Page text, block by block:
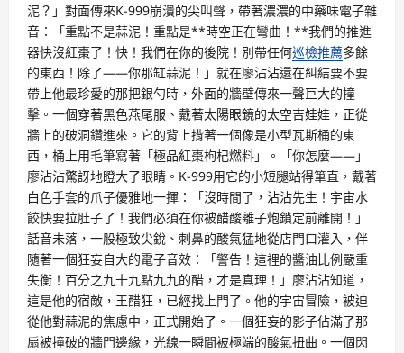
泥？」對面傳來K-999崩潰的尖叫聲，帶著濃濃的中藥味電子雜
音：「重點不是蒜泥！重點是**時空正在彎曲！**我們的推進
器快沒紅棗了！快！我們在你的後院！別帶任何巡檢推薦多餘
的東西！除了——你那缸蒜泥！」就在廖沾沾還在糾結要不要
帶上他最珍愛的那把銀勺時，外面的牆壁傳來一聲巨大的撞
擊。一個穿著黑色燕尾服、戴著太陽眼鏡的太空吉娃娃，正從
牆上的破洞鑽進來。它的背上揹著一個像是小型瓦斯桶的東
西，桶上用毛筆寫著「極品紅棗枸杞燃料」。「你怎麼——」
廖沾沾驚訝地瞪大了眼睛。K-999用它的小短腿站得筆直，戴著
白色手套的爪子優雅地一揮：「沒時間了，沾沾先生！宇宙水
餃快要拉肚子了！我們必須在你被醋酸離子炮鎖定前離開！」
話音未落，一股極致尖銳、刺鼻的酸氣猛地從店門口灌入，伴
隨著一個狂妄自大的電子音效：「警告！這裡的醬油比例嚴重
失衡！百分之九十九點九九的醋，才是真理！」廖沾沾知道，
這是他的宿敵，王醋狂，已經找上門了。他的宇宙冒險，被迫
從他對蒜泥的焦慮中，正式開始了。一個狂妄的影子佔滿了那
扇被撞破的牆門邊緣，光線一瞬間被極端的酸氣扭曲。一個閃